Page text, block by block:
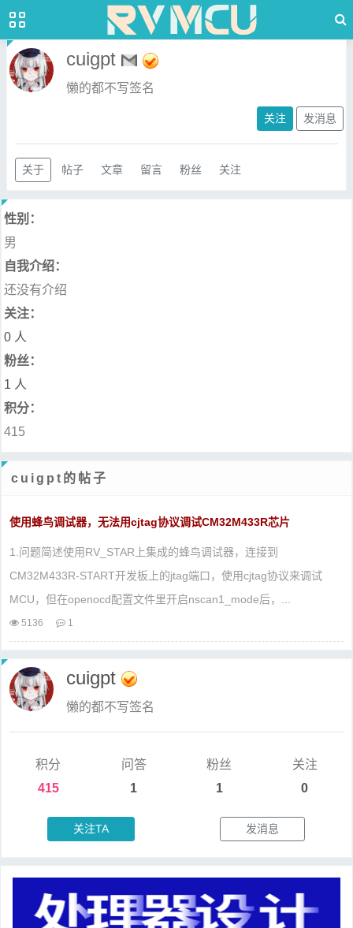
cuigpt
懒的都不写签名
关注 发消息
关于 帖子 文章 留言 粉丝 关注
性别：
男
自我介绍：
还没有介绍
关注：
0 人
粉丝：
1 人
积分：
415
cuigpt的帖子
使用蜂鸟调试器，无法用cjtag协议调试CM32M433R芯片
1.问题简述使用RV_STAR上集成的蜂鸟调试器，连接到
CM32M433R-START开发板上的jtag端口，使用cjtag协议来调试
MCU，但在openocd配置文件里开启nscan1_mode后，...
5136 1
cuigpt
懒的都不写签名
积分
415
问答
1
粉丝
1
关注
0
关注TA 发消息